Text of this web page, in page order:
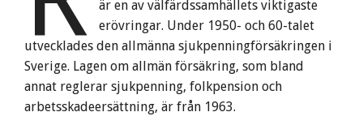
är en av välfärdssamhällets viktigaste
erövringar. Under 1950- och 60-talet
utvecklades den allmänna sjukpenningförsäkringen i
Sverige. Lagen om allmän försäkring, som bland
annat reglerar sjukpenning, folkpension och
arbetsskadeersättning, är från 1963.